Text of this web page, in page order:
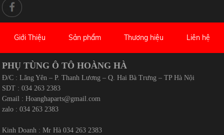
Giới Thiệu Sản phẩm Thương hiệu Liên hệ
PHỤ TÙNG Ô TÔ HOÀNG HÀ
Đ/C : Lãng Yên – P. Thanh Lương – Q. Hai Bà Trưng – TP Hà Nội
SDT : 034 263 2383
Gmail :Hoanghaparts@gmail.com
zalo : 034 263 2383
Kinh Doanh : Mr Hà 034 263 2383